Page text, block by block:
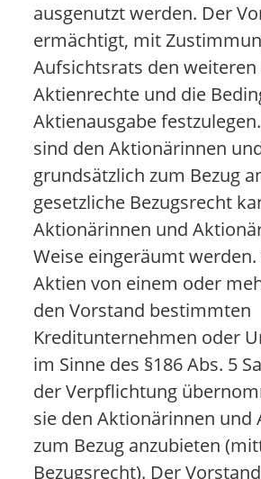
ausgenutzt werden. Der
ermächtigt, mit
Aufsichtsrats den
Aktienrechte und die
Aktienausgabe
sind den Aktionärinnen
grundsätzlich zum Bezug
gesetzliche Bezugsrecht
Aktionärinnen und
Weise eingeräumt werden.
Aktien von einem oder
den Vorstand bestimmten
Kreditunternehmen oder
im Sinne des §186 Abs. 5
der Verpflichtung
sie den Aktionärinnen und
zum Bezug anzubieten
Bezugsrecht). Der